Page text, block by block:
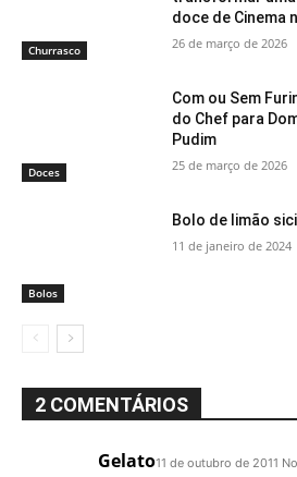
Churrasco
doce de Cinema
26 de março de 2026
Doces
Com ou Sem
do Chef para
Pudim
25 de março de 2026
Bolos
Bolo de limão
11 de janeiro de 2024
2 COMENTÁRIOS
Gelato11 de outubro de 2011